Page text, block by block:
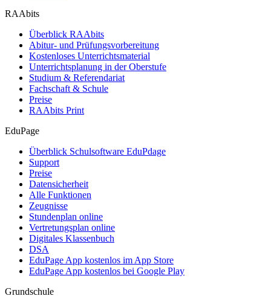
RAAbits
Überblick RAAbits
Abitur- und Prüfungsvorbereitung
Kostenloses Unterrichtsmaterial
Unterrichtsplanung in der Oberstufe
Studium & Referendariat
Fachschaft & Schule
Preise
RAAbits Print
EduPage
Überblick Schulsoftware EduPdage
Support
Preise
Datensicherheit
Alle Funktionen
Zeugnisse
Stundenplan online
Vertretungsplan online
Digitales Klassenbuch
DSA
EduPage App kostenlos im App Store
EduPage App kostenlos bei Google Play
Grundschule